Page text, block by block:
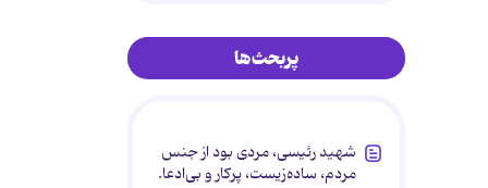
پربحث‌ها
شهید رئیسی، مردی بود از جنس
مردم، ساده‌زیست، پرکار و بی‌ادعا.